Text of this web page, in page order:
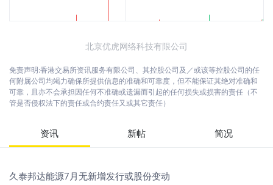
北京优虎网络科技有限公司
免责声明:香港交易所资讯服务有限公司、其控股公司及／或该等控股公司的任
何附属公司均竭力确保所提供信息的准确和可靠度，但不能保证其绝对准确和
可靠，且亦不会承担因任何不准确或遗漏而引起的任何损失或损害的责任（不
管是否侵权法下的责任或合约责任又或其它责任）
资讯 新帖 简况
久泰邦达能源7月无新增发行或股份变动